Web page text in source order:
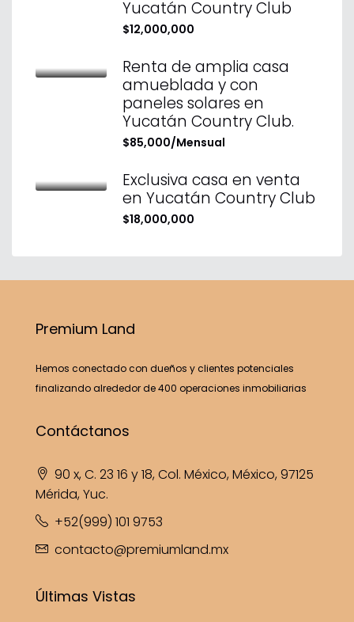
Yucatán Country Club
$12,000,000
Renta de amplia casa
amueblada y con
paneles solares en
Yucatán Country Club.
$85,000/Mensual
Exclusiva casa en venta
en Yucatán Country Club
$18,000,000
Premium Land
Hemos conectado con dueños y clientes potenciales
finalizando alrededor de 400 operaciones inmobiliarias
Contáctanos
90 x, C. 23 16 y 18, Col. México, México, 97125
Mérida, Yuc.
+52(999) 101 9753
contacto@premiumland.mx
Últimas Vistas